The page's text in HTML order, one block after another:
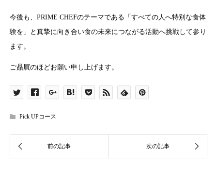
今後も、PRIME CHEFのテーマである「すべての人へ特別な食体
験を」と真摯に向き合い食の未来につながる活動へ挑戦して参り
ます。
ご贔屓のほどお願い申し上げます。
Pick UPコース